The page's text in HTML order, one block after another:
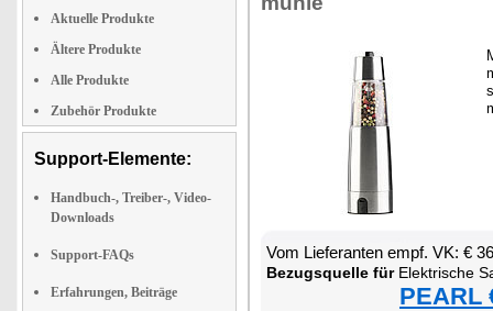
Aktuelle Produkte
Ältere Produkte
Alle Produkte
Zubehör Produkte
Support-Elemente:
Handbuch-, Treiber-, Video-
Downloads
Support-FAQs
Erfahrungen, Beiträge
Vom Lie­fe­ran­ten empf. VK: €
Be­zugs­quel­le fürElek­tri­sche
PEARL